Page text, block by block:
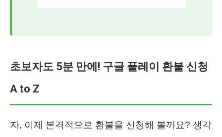
초보자도 5분 만에! 구글 플레이 환불 신청
A to Z
자, 이제 본격적으로 환불을 신청해 볼까요? 생각